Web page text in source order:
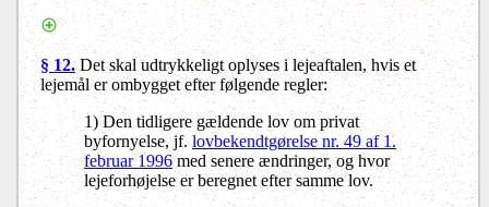
§ 12.Det skal udtrykkeligt oplyses i lejeaftalen, hvis et
lejemål er ombygget efter følgende regler:
1) Den tidligere gældende lov om privat
byfornyelse, jf. lovbekendtgørelse nr. 49 af 1.
februar 1996med senere ændringer, og hvor
lejeforhøjelse er beregnet efter samme lov.